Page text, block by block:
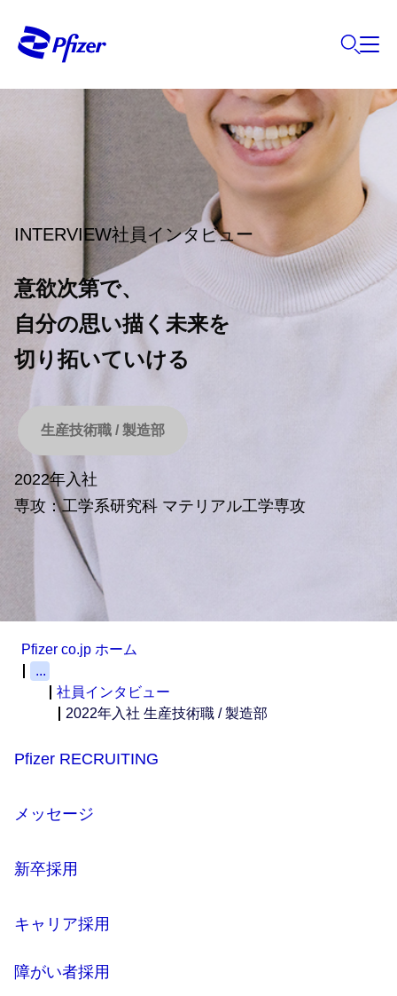
INTERVIEW社員インタビュー
意欲次第で、
自分の思い描く未来を
切り拓いていける
生産技術職 / 製造部
2022年入社
専攻：工学系研究科 マテリアル工学専攻
Pfizer co.jp ホーム
...
社員インタビュー
2022年入社 生産技術職 / 製造部
Pfizer RECRUITING
メッセージ
新卒採用
キャリア採用
障がい者採用